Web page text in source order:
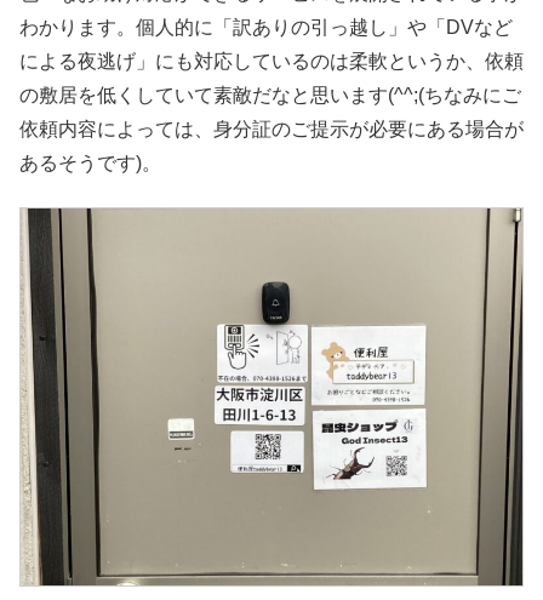
わかります。個人的に「訳ありの引っ越し」や「DVなど
による夜逃げ」にも対応しているのは柔軟というか、依頼
の敷居を低くしていて素敵だなと思います(^^;(ちなみにご
依頼内容によっては、身分証のご提示が必要にある場合が
あるそうです)。